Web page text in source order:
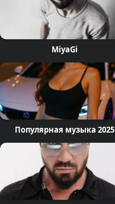
MiyaGi
Популярная музыка 2025